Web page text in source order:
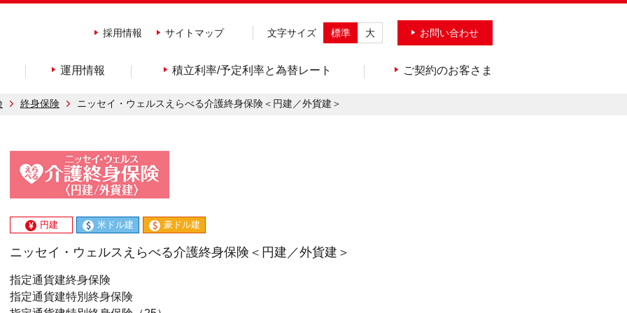
採用情報 サイトマップ 文字サイズ 標準 大 お問い合わせ
運用情報 積立利率/予定利率と為替レート ご契約のお客さま
終身保険 ニッセイ・ウェルスえらべる介護終身保険＜円建／外貨建＞
円建 米ドル建 豪ドル建
ニッセイ・ウェルスえらべる介護終身保険＜円建／外貨建＞
指定通貨建終身保険
指定通貨建特別終身保険